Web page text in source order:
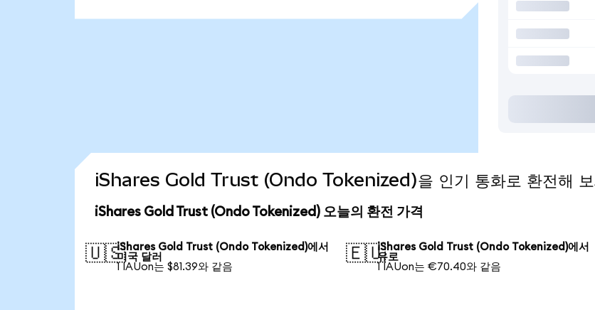
iShares Gold Trust (Ondo Tokenized)을 인기 통화로 환전해 보
iShares Gold Trust (Ondo Tokenized) 오늘의 환전 가격
🇺🇸iShares Gold Trust (Ondo Tokenized)에서
미국 달러
1 IAUon는 $81.39와 같음
🇪🇺iShares Gold Trust (Ondo Tokenized)에서
유로
1 IAUon는 €70.40와 같음